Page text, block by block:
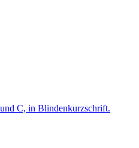
C, in Blindenkurzschrift.